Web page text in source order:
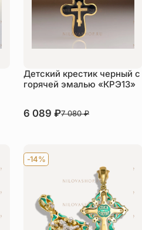
Детский крестик черный с
горячей эмалью «КРЭ13»
В наличии
6 089₽7 080₽
-14%